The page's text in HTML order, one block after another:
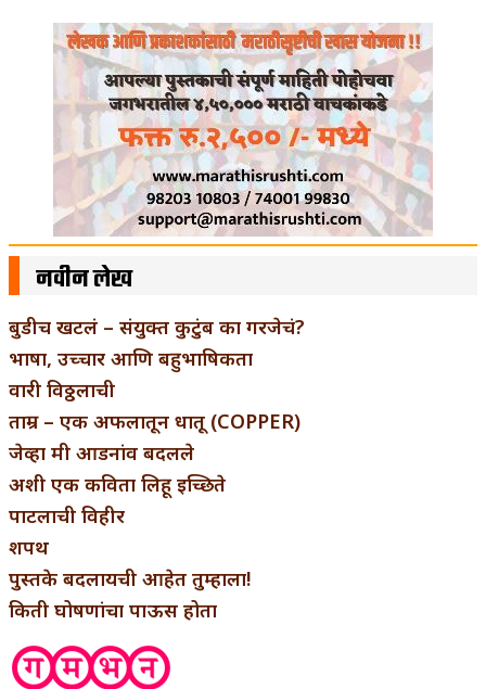
नवीन लेख
बुडीच खटलं – संयुक्त कुटुंब का गरजेचं?
भाषा, उच्चार आणि बहुभाषिकता
वारी विठ्ठलाची
ताम्र – एक अफलातून धातू (COPPER)
जेव्हा मी आडनांव बदलले
अशी एक कविता लिहू इच्छिते
पाटलाची विहीर
शपथ
पुस्तके बदलायची आहेत तुम्हाला!
किती घोषणांचा पाऊस होता